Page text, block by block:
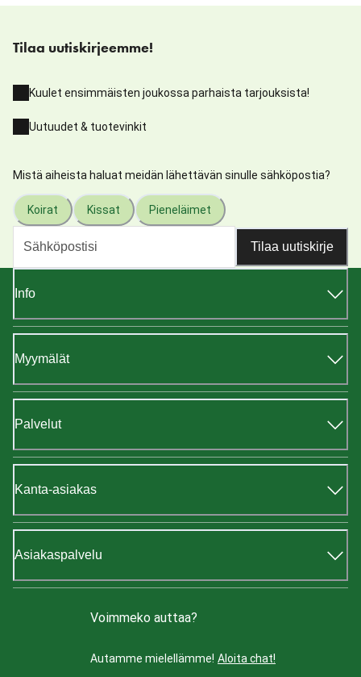
Tilaa uutiskirjeemme!
Kuulet ensimmäisten joukossa parhaista tarjouksista!
Uutuudet & tuotevinkit
Mistä aiheista haluat meidän lähettävän sinulle sähköpostia?
Koirat Kissat Pieneläimet
Tilaa uutiskirje
Info
Myymälät
Palvelut
Kanta-asiakas
Asiakaspalvelu
Voimmeko auttaa?
Autamme mielellämme! Aloita chat!